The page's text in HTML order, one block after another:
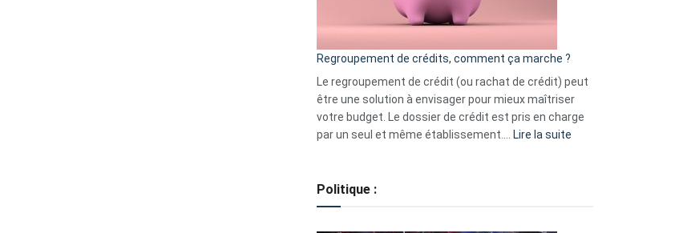
en
pour
début
2023
Regroupement de crédits, comment ça marche ?
Le regroupement de crédit (ou rachat de crédit) peut
être une solution à envisager pour mieux maîtriser
votre budget. Le dossier de crédit est pris en charge
par un seul et même établissement.…
Lire la suite
Politique :